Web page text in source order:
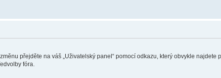
přejděte na váš „Uživatelský panel“ pomocí odkazu, který obvykle najdete
fóra.